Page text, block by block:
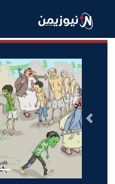
السابق